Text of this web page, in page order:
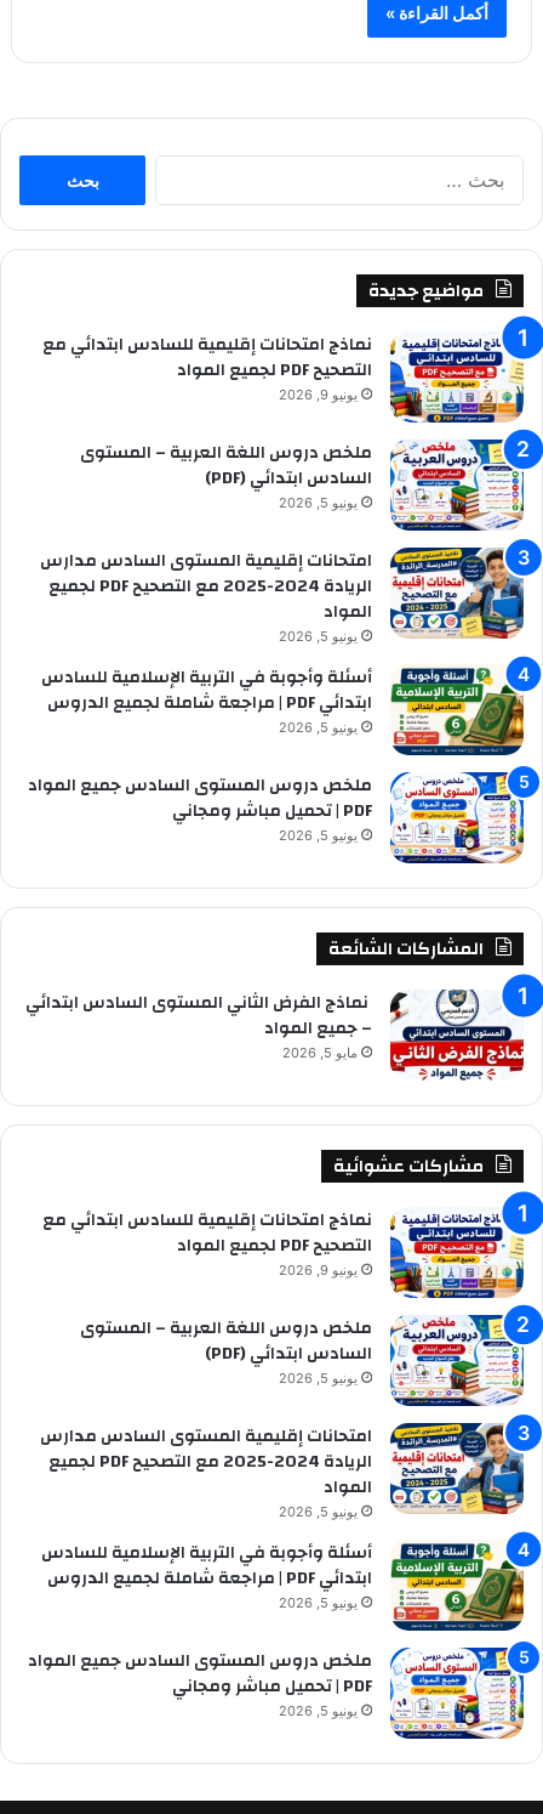
أكمل القراءة »
:
مواضيع جديدة
نماذج امتحانات إقليمية للسادس ابتدائي مع
التصحيح PDF لجميع المواد
يونيو 9, 2026
ملخص دروس اللغة العربية – المستوى
السادس ابتدائي (PDF)
يونيو 5, 2026
امتحانات إقليمية المستوى السادس مدارس
الريادة 2024-2025 مع التصحيح PDF لجميع
المواد
يونيو 5, 2026
أسئلة وأجوبة في التربية الإسلامية للسادس
ابتدائي PDF | مراجعة شاملة لجميع الدروس
يونيو 5, 2026
ملخص دروس المستوى السادس جميع المواد
PDF | تحميل مباشر ومجاني
يونيو 5, 2026
المشاركات الشائعة
نماذج الفرض الثاني المستوى السادس ابتدائي
– جميع المواد
مايو 5, 2026
مشاركات عشوائية
نماذج امتحانات إقليمية للسادس ابتدائي مع
التصحيح PDF لجميع المواد
يونيو 9, 2026
ملخص دروس اللغة العربية – المستوى
السادس ابتدائي (PDF)
يونيو 5, 2026
امتحانات إقليمية المستوى السادس مدارس
الريادة 2024-2025 مع التصحيح PDF لجميع
المواد
يونيو 5, 2026
أسئلة وأجوبة في التربية الإسلامية للسادس
ابتدائي PDF | مراجعة شاملة لجميع الدروس
يونيو 5, 2026
ملخص دروس المستوى السادس جميع المواد
PDF | تحميل مباشر ومجاني
يونيو 5, 2026